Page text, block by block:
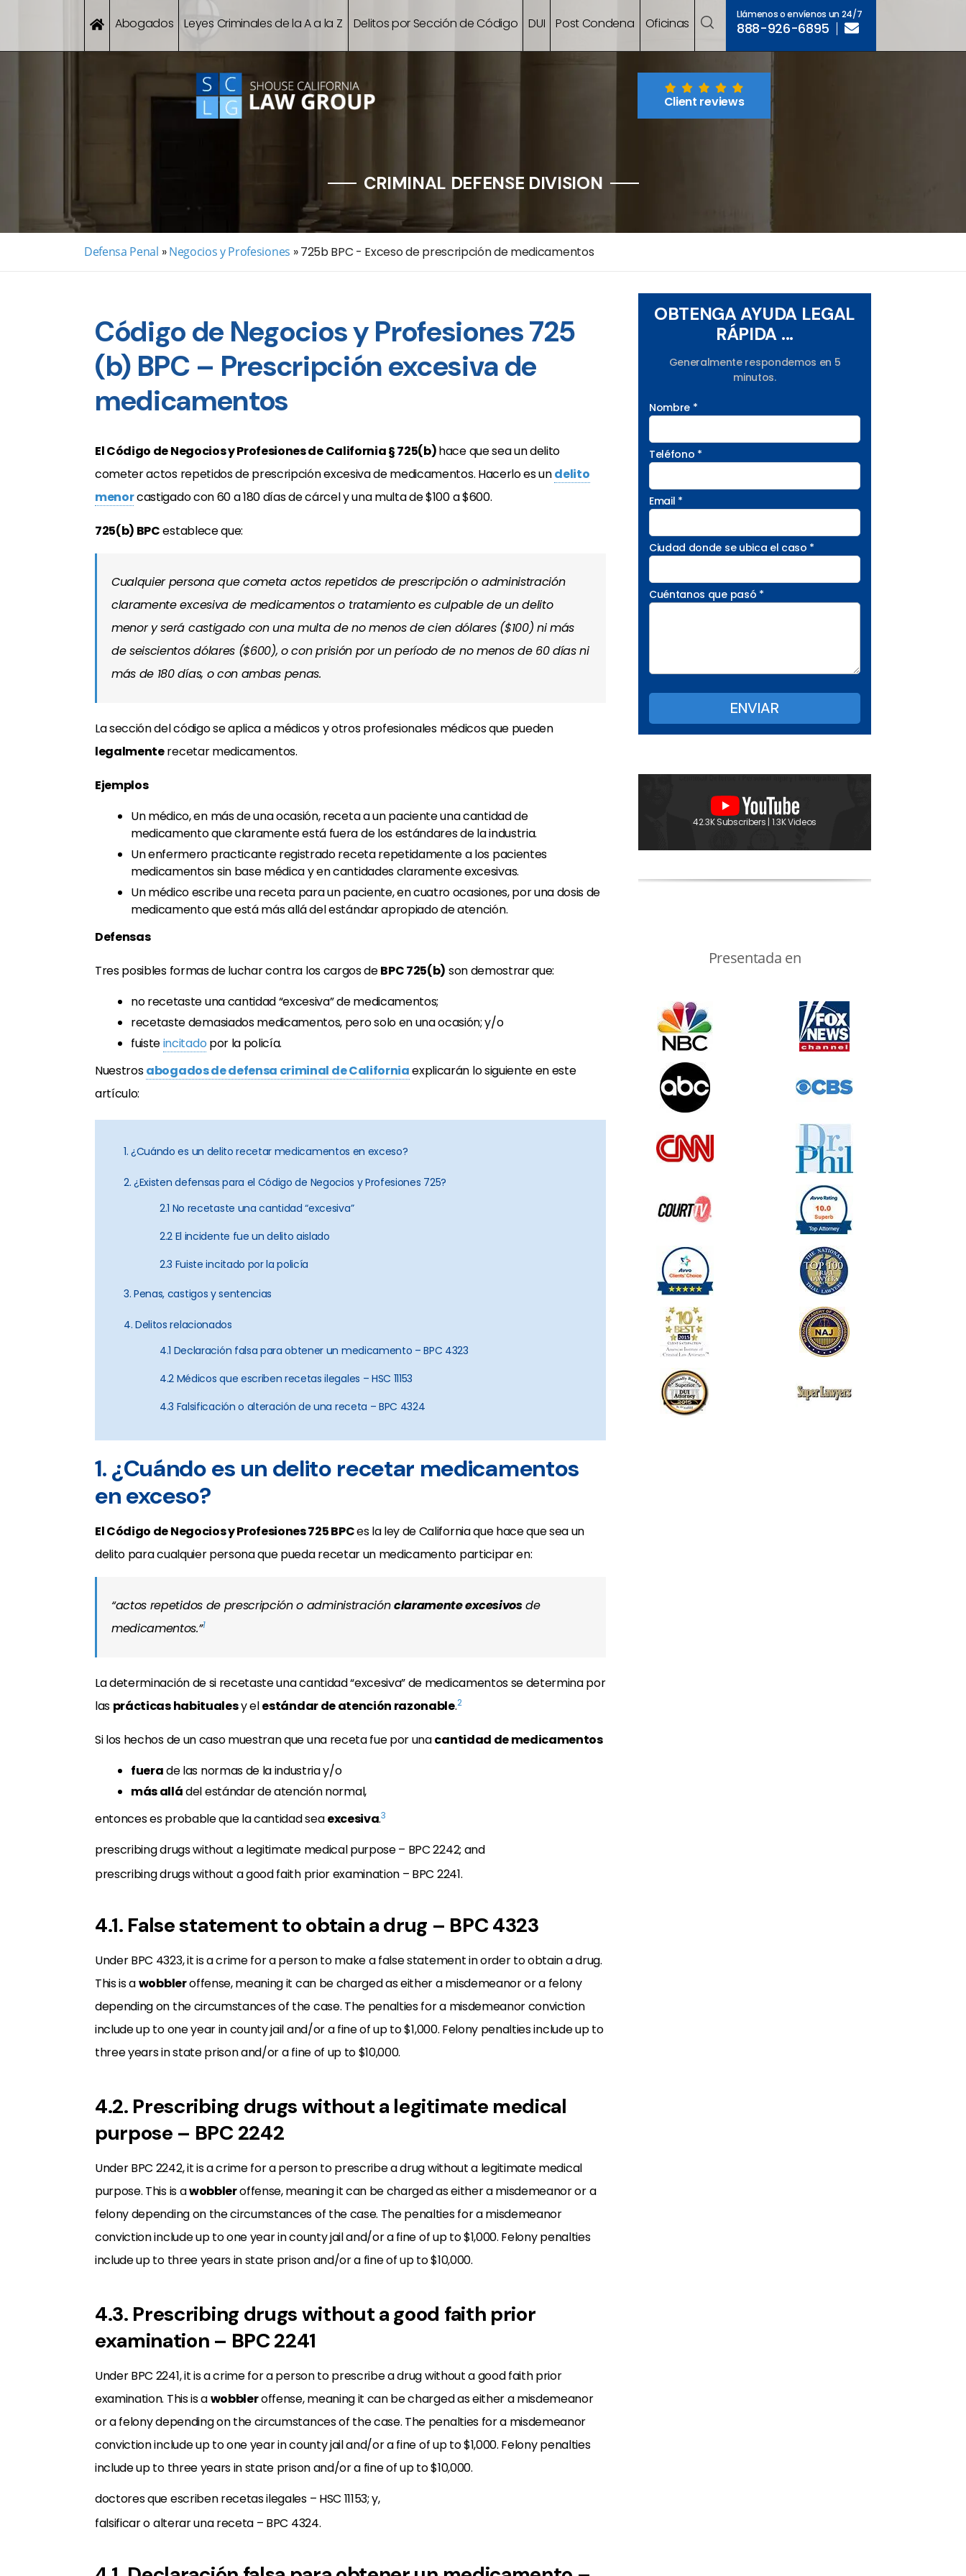
Abogados Leyes Criminales de la A a la Z Delitos por Sección de Código DUI Post Condena Oficinas
Llámenos o envíenos un 24/7
888-926-6895
Client reviews
CRIMINAL DEFENSE DIVISION
Defensa Penal » Negocios y Profesiones »725b BPC - Exceso de prescripción de medicamentos
Código de Negocios y Profesiones 725
(b) BPC – Prescripción excesiva de
medicamentos
El Código de Negocios y Profesiones de California § 725(b)hace que sea un delito
cometer actos repetidos de prescripción excesiva de medicamentos. Hacerlo es undelito
menorcastigado con 60 a 180 días de cárcel y una multa de $100 a $600.
725(b) BPCestablece que:
Cualquier persona que cometa actos repetidos de prescripción o administración
claramente excesiva de medicamentos o tratamiento es culpable de un delito
menor y será castigado con una multa de no menos de cien dólares ($100) ni más
de seiscientos dólares ($600), o con prisión por un período de no menos de 60 días ni
más de 180 días, o con ambas penas.
La sección del código se aplica a médicos y otros profesionales médicos que pueden
legalmenterecetar medicamentos.
Ejemplos
Un médico, en más de una ocasión, receta a un paciente una cantidad de
medicamento que claramente está fuera de los estándares de la industria.
Un enfermero practicante registrado receta repetidamente a los pacientes
medicamentos sin base médica y en cantidades claramente excesivas.
Un médico escribe una receta para un paciente, en cuatro ocasiones, por una dosis de
medicamento que está más allá del estándar apropiado de atención.
Defensas
Tres posibles formas de luchar contra los cargos deBPC 725(b) son demostrar que:
no recetaste una cantidad “excesiva” de medicamentos;
recetaste demasiados medicamentos, pero solo en una ocasión; y/o
fuisteincitado por la policía.
Nuestrosabogados de defensa criminal de Californiaexplicarán lo siguiente en este
artículo:
1. ¿Cuándo es un delito recetar medicamentos en exceso?
2. ¿Existen defensas para el Código de Negocios y Profesiones 725?
2.1 No recetaste una cantidad “excesiva”
2.2 El incidente fue un delito aislado
2.3 Fuiste incitado por la policía
3. Penas, castigos y sentencias
4. Delitos relacionados
4.1 Declaración falsa para obtener un medicamento – BPC 4323
4.2 Médicos que escriben recetas ilegales – HSC 11153
4.3 Falsificación o alteración de una receta – BPC 4324
1. ¿Cuándo es un delito recetar medicamentos
en exceso?
El Código de Negocios y Profesiones 725 BPCes la ley de California que hace que sea un
delito para cualquier persona que pueda recetar un medicamento participar en:
“actos repetidos de prescripción o administraciónclaramente excesivosde
medicamentos.”1
La determinación de si recetaste una cantidad “excesiva” de medicamentos se determina por
las prácticas habitualesy elestándar de atención razonable.2
Si los hechos de un caso muestran que una receta fue por unacantidad de medicamentos
fuerade las normas de la industria y/o
más alládel estándar de atención normal,
entonces es probable que la cantidad seaexcesiva.3
prescribing drugs without a legitimate medical purpose – BPC 2242; and
prescribing drugs without a good faith prior examination – BPC 2241.
4.1. False statement to obtain a drug – BPC 4323
Under BPC 4323, it is a crime for a person to make a false statement in order to obtain a drug.
This is awobbleroffense, meaning it can be charged as either a misdemeanor or a felony
depending on the circumstances of the case. The penalties for a misdemeanor conviction
include up to one year in county jail and/or a fine of up to $1,000. Felony penalties include up to
three years in state prison and/or a fine of up to $10,000.
4.2. Prescribing drugs without a legitimate medical
purpose – BPC 2242
Under BPC 2242, it is a crime for a person to prescribe a drug without a legitimate medical
purpose. This is awobbleroffense, meaning it can be charged as either a misdemeanor or a
felony depending on the circumstances of the case. The penalties for a misdemeanor
conviction include up to one year in county jail and/or a fine of up to $1,000. Felony penalties
include up to three years in state prison and/or a fine of up to $10,000.
4.3. Prescribing drugs without a good faith prior
examination – BPC 2241
Under BPC 2241, it is a crime for a person to prescribe a drug without a good faith prior
examination. This is awobbleroffense, meaning it can be charged as either a misdemeanor
or a felony depending on the circumstances of the case. The penalties for a misdemeanor
conviction include up to one year in county jail and/or a fine of up to $1,000. Felony penalties
include up to three years in state prison and/or a fine of up to $10,000.
doctores que escriben recetas ilegales – HSC 11153; y,
falsificar o alterar una receta – BPC 4324.
OBTENGA AYUDA LEGAL
RÁPIDA ...
Generalmente respondemos en 5
minutos.
Nombre *
Teléfono *
Email *
Ciudad donde se ubica el caso *
Cuéntanos que pasó *
42.3K Subscribers | 1.3K Videos
Presentada en